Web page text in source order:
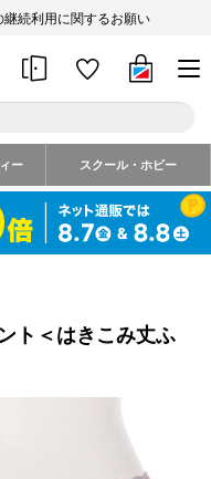
継続利用に関するお願い
ー スクール・ホビー
ト＜はきこみ丈ふ